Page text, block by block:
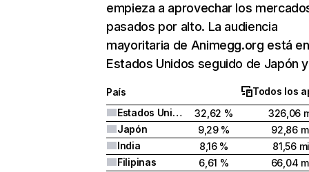
empieza a aprovechar los
pasados por alto. La audiencia
mayoritaria de Animegg.org está en
Estados Unidos seguido de Japón
País
Todos los
Estados Unidos
32,62 %
326,06
Japón
9,29 %
92,86
India
8,16 %
81,56
Filipinas
6,61 %
66,04